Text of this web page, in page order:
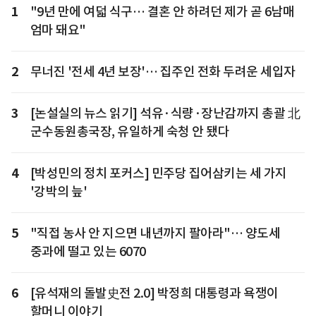
1
"9년 만에 여덟 식구… 결혼 안 하려던 제가 곧 6남매
엄마 돼요"
2 무너진 '전세 4년 보장'… 집주인 전화 두려운 세입자
3
[논설실의 뉴스 읽기] 석유·식량·장난감까지 총괄 北
군수동원총국장, 유일하게 숙청 안 됐다
4
[박성민의 정치 포커스] 민주당 집어삼키는 세 가지
'강박의 늪'
5
"직접 농사 안 지으면 내년까지 팔아라"… 양도세
중과에 떨고 있는 6070
6
[유석재의 돌발史전 2.0] 박정희 대통령과 욕쟁이
할머니 이야기